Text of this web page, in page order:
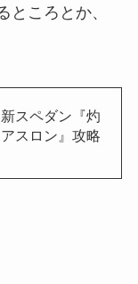
ところとか、
スペダン『灼
スロン』攻略